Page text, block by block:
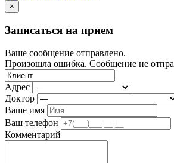
×
Записаться на прием
Ваше сообщение отправлено.
Произошла ошибка. Сообщение не
Адрес
Доктор
Ваше имя
Ваш телефон
Комментарий